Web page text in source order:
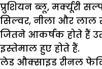
प्रुशियन ब्लू, मर्क्यूरी
सिल्वर, नीला और
जितने आकर्षक होते हैं
इस्तेमाल हुए होते हैं.
लेड औक्साइड रीनल